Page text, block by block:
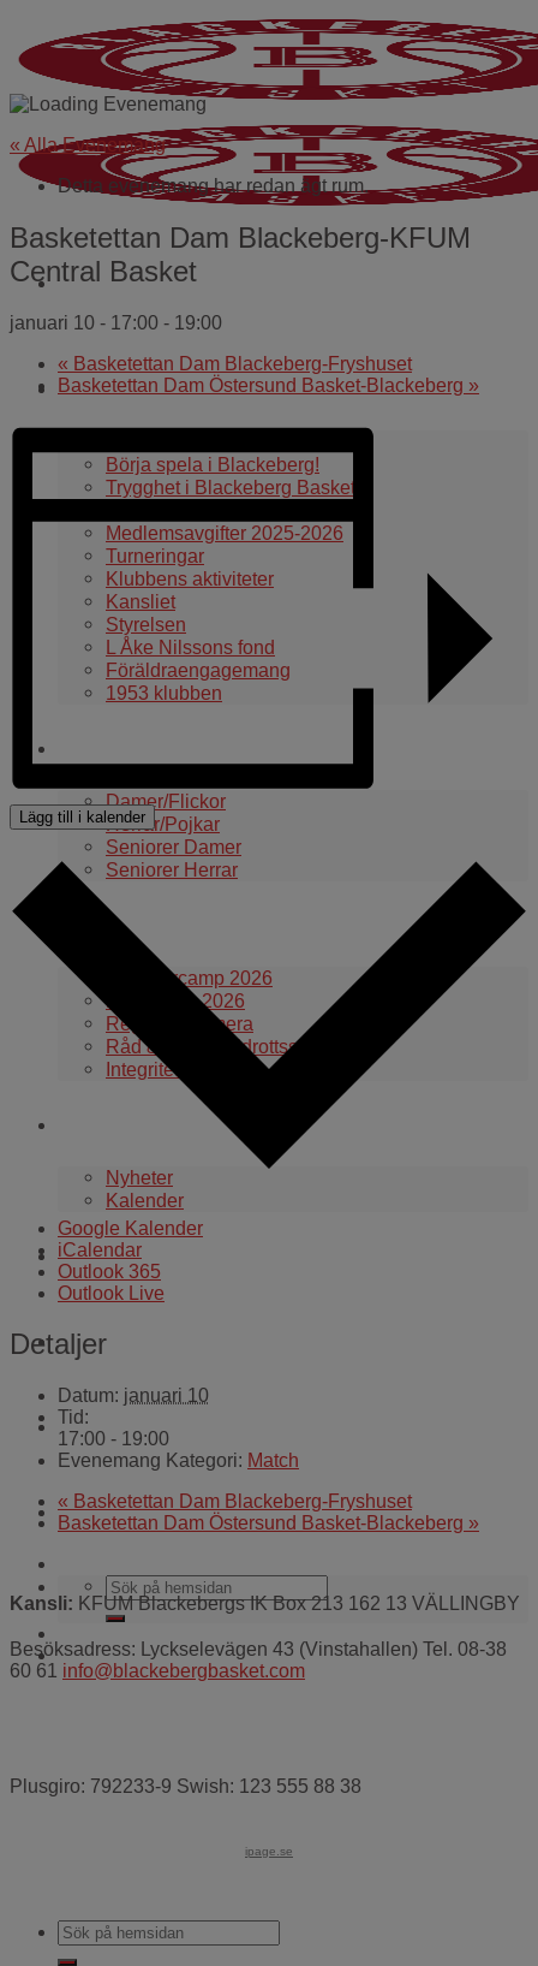
content
Om oss
Börja spela i Blackeberg!
Trygghet i Blackeberg Basket
Medlemsavgifter 2025-2026
Turneringar
Klubbens aktiviteter
Kansliet
Styrelsen
L Åke Nilssons fond
Föräldraengagemang
1953 klubben
Damer/Flickor
Herrar/Pojkar
Seniorer Damer
Seniorer Herrar
Information
Summercamp 2026
Day Camp 2026
Regler med mera
Råd & vård vid idrottsskador
Integritetspolicy
Aktuellt i klubben
Nyheter
Kalender
WEBBSHOP
Kontakt
För alla coacher
Cuper och läger
« Alla Evenemang
Detta evenemang har redan ägt rum.
Basketettan Dam Blackeberg-KFUM
Central Basket
januari 10 - 17:00 - 19:00
« Basketettan Dam Blackeberg-Fryshuset
Basketettan Dam Östersund Basket-Blackeberg »
Lägg till i kalender
Google Kalender
iCalendar
Outlook 365
Outlook Live
Detaljer
Datum: januari 10
Tid:
17:00 - 19:00
Evenemang Kategori: Match
« Basketettan Dam Blackeberg-Fryshuset
Basketettan Dam Östersund Basket-Blackeberg »
Kansli: KFUM Blackebergs IK Box 213 162 13 VÄLLINGBY
Besöksadress: Lyckselevägen 43 (Vinstahallen) Tel. 08-38
60 61 info@blackebergbasket.com
Plusgiro: 792233-9 Swish: 123 555 88 38
ipage.se